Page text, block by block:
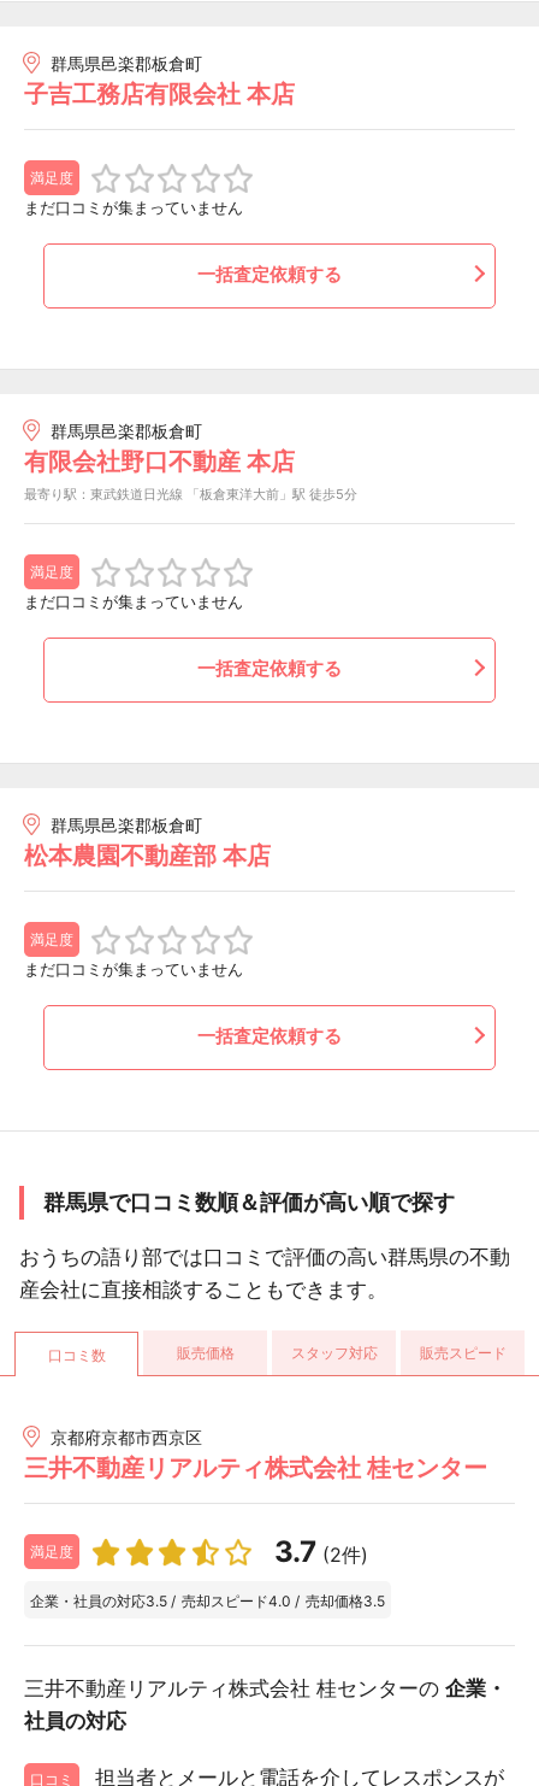
群馬県邑楽郡板倉町
子吉工務店有限会社 本店
満足度
まだ口コミが集まっていません
一括査定依頼する
群馬県邑楽郡板倉町
有限会社野口不動産 本店
最寄り駅：東武鉄道日光線 「板倉東洋大前」駅 徒歩5分
満足度
まだ口コミが集まっていません
一括査定依頼する
群馬県邑楽郡板倉町
松本農園不動産部 本店
満足度
まだ口コミが集まっていません
一括査定依頼する
群馬県で口コミ数順＆評価が高い順で探す
おうちの語り部では口コミで評価の高い群馬県の不動
産会社に直接相談することもできます。
口コミ数 販売価格 スタッフ対応 販売スピード
京都府京都市西京区
三井不動産リアルティ株式会社 桂センター
満足度 3.7 (2件)
企業・社員の対応3.5 / 売却スピード4.0 / 売却価格3.5
三井不動産リアルティ株式会社 桂センターの 企業・
社員の対応
口コミ 担当者とメールと電話を介してレスポンスが